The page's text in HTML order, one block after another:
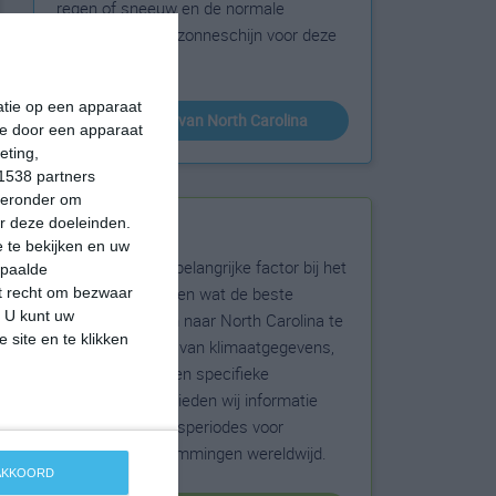
op een apparaat
door een apparaat
partners
om
doeleinden.
te bekijken en uw
recht om bezwaar
kunt uw
site en te klikken
regen of sneeuw en de normale
hoeveelheid aan zonneschijn voor deze
klimaatinfo van North Carolina
Beste reistijd
Het weer is een belangrijke factor bij het
reizen. Wil je weten wat de beste
maanden zijn om naar North Carolina te
reizen? Op basis van klimaatgegevens,
weersextremen en specifieke
weerinformatie bieden wij informatie
over de beste reisperiodes voor
duizenden bestemmingen wereldwijd.